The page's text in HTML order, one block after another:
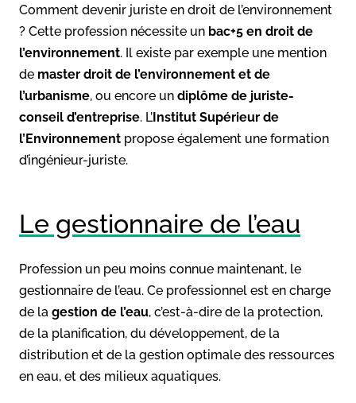
Comment devenir juriste en droit de l’environnement
? Cette profession nécessite un bac+5 en droit de
l’environnement. Il existe par exemple une mention
de master droit de l’environnement et de
l’urbanisme, ou encore un diplôme de juriste-
conseil d’entreprise. L’Institut Supérieur de
l’Environnement propose également une formation
d’ingénieur-juriste.
Le gestionnaire de l’eau
Profession un peu moins connue maintenant, le
gestionnaire de l’eau. Ce professionnel est en charge
de la gestion de l’eau, c’est-à-dire de la protection,
de la planification, du développement, de la
distribution et de la gestion optimale des ressources
en eau, et des milieux aquatiques.